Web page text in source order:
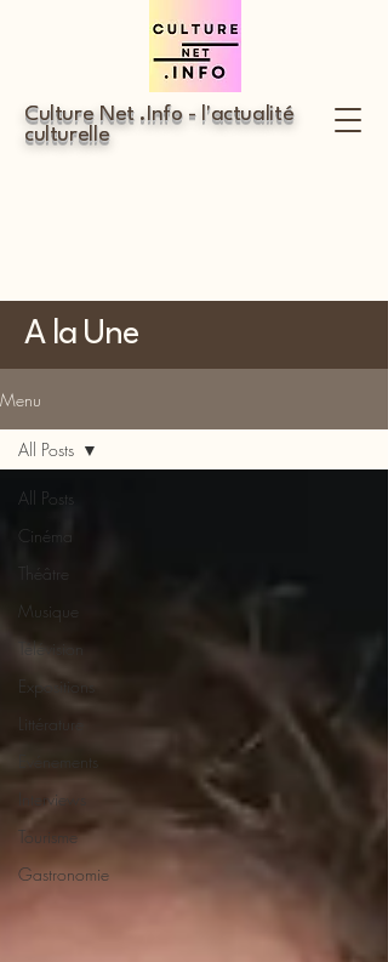
Culture Net .Info - l'actualité
culturelle
A la Une
Menu
All Posts
Cinéma
Théâtre
Musique
Télévision
Littérature
Evénements
Interviews
Tourisme
Gastronomie
All Posts